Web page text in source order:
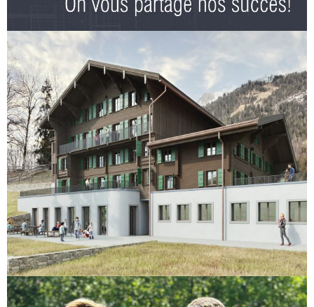
Formations 2024
La Cheneau – Château-d’Oex